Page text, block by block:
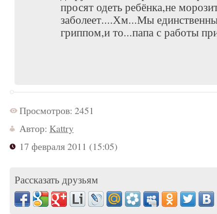
просят одеть ребёнка,не
заболеет....Хм...Мы
гриппом,и то...папа с работы
Просмотров: 2451
Автор: Kattry
17 февраля 2011 (15:05)
Рассказать друзьям